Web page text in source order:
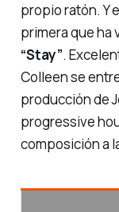
propio ratón. Y
primera que ha
“Stay”.
Colleen se
producción de
progressive
composición a